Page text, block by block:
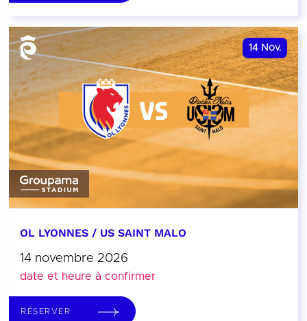
14 Nov.
OL LYONNES / US SAINT MALO
14 novembre 2026
date et heure à confirmer
RÉSERVER